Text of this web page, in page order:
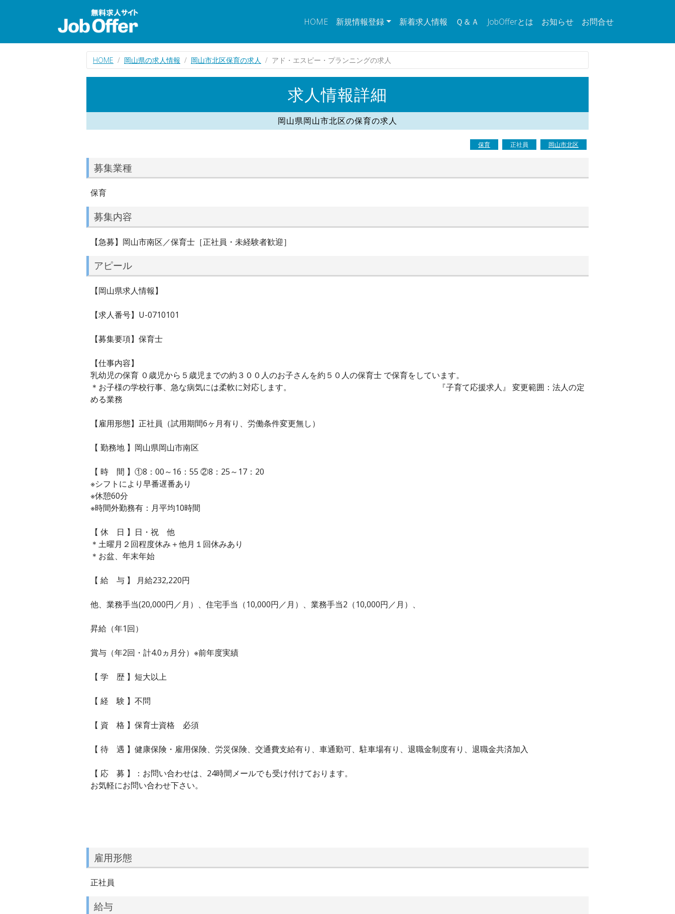
HOME 新規情報登録 新着求人情報 Ｑ＆Ａ JobOfferとは お知らせ お問合せ
HOME 岡山県の求人情報 岡山市北区保育の求人 アド・エスピー・プランニングの求人
求人情報詳細
岡山県岡山市北区の保育の求人
保育 正社員 岡山市北区
募集業種
保育
募集内容
【急募】岡山市南区／保育士［正社員・未経験者歓迎］
アピール
【岡山県求人情報】
【求人番号】U-0710101
【募集要項】保育士
【仕事内容】
乳幼児の保育 ０歳児から５歳児までの約３００人のお子さんを約５０人の保育士 で保育をしています。
＊お子様の学校行事、急な病気には柔軟に対応します。 『子育て応援求人』 変更範囲：法人の定
める業務
【雇用形態】正社員（試用期間6ヶ月有り、労働条件変更無し）
【 勤務地 】岡山県岡山市南区
【 時 間 】①8：00～16：55 ②8：25～17：20
※シフトにより早番遅番あり
※休憩60分
※時間外勤務有：月平均10時間
【 休 日 】日・祝 他
＊土曜月２回程度休み＋他月１回休みあり
＊お盆、年末年始
【 給 与 】 月給232,220円
他、業務手当(20,000円／月）、住宅手当（10,000円／月）、業務手当2（10,000円／月）、
昇給（年1回）
賞与（年2回・計4.0ヵ月分）※前年度実績
【 学 歴 】短大以上
【 経 験 】不問
【 資 格 】保育士資格 必須
【 待 遇 】健康保険・雇用保険、労災保険、交通費支給有り、車通勤可、駐車場有り、退職金制度有り、退職金共済加入
【 応 募 】：お問い合わせは、24時間メールでも受け付けております。
お気軽にお問い合わせ下さい。
雇用形態
正社員
給与